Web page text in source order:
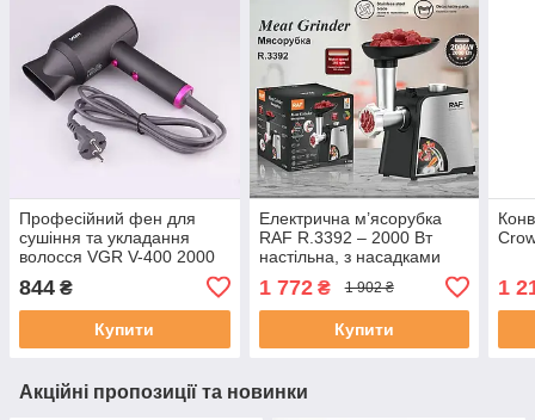
Професійний фен для
сушіння та укладання
волосся VGR V-400 2000
844 ₴
Купити
Електрична м’ясорубка
RAF R.3392 – 2000 Вт
настільна, з насадками
1 772₴ 1 902 ₴
Купити
1
Акційні пропозиції та новинки